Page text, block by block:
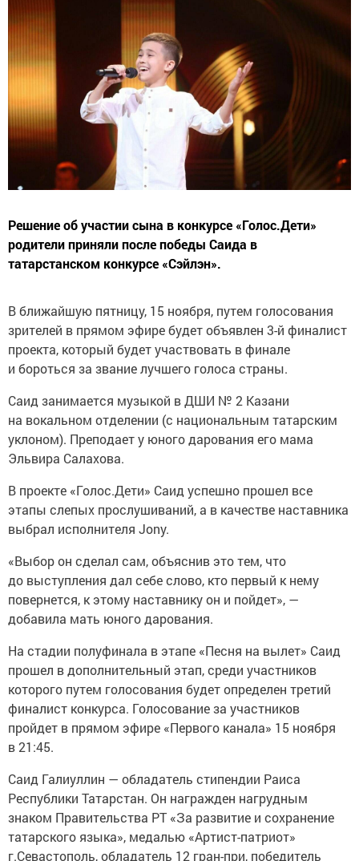
Решение об участии сына в конкурсе «Голос.Дети»
родители приняли после победы Саида в
татарстанском конкурсе «Сэйлэн».
В ближайшую пятницу, 15 ноября, путем голосования
зрителей в прямом эфире будет объявлен 3-й финалист
проекта, который будет участвовать в финале
и бороться за звание лучшего голоса страны.
Саид занимается музыкой в ДШИ № 2 Казани
на вокальном отделении (с национальным татарским
уклоном). Преподает у юного дарования его мама
Эльвира Салахова.
В проекте «Голос.Дети» Саид успешно прошел все
этапы слепых прослушиваний, а в качестве наставника
выбрал исполнителя Jony.
«Выбор он сделал сам, объяснив это тем, что
до выступления дал себе слово, кто первый к нему
повернется, к этому наставнику он и пойдет», —
добавила мать юного дарования.
На стадии полуфинала в этапе «Песня на вылет» Саид
прошел в дополнительный этап, среди участников
которого путем голосования будет определен третий
финалист конкурса. Голосование за участников
пройдет в прямом эфире «Первого канала» 15 ноября
в 21:45.
Саид Галиуллин — обладатель стипендии Раиса
Республики Татарстан. Он награжден нагрудным
знаком Правительства РТ «За развитие и сохранение
татарского языка», медалью «Артист-патриот»
г.Севастополь, обладатель 12 гран-при, победитель